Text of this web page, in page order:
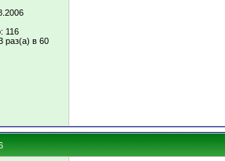
116
раз(а) в 60